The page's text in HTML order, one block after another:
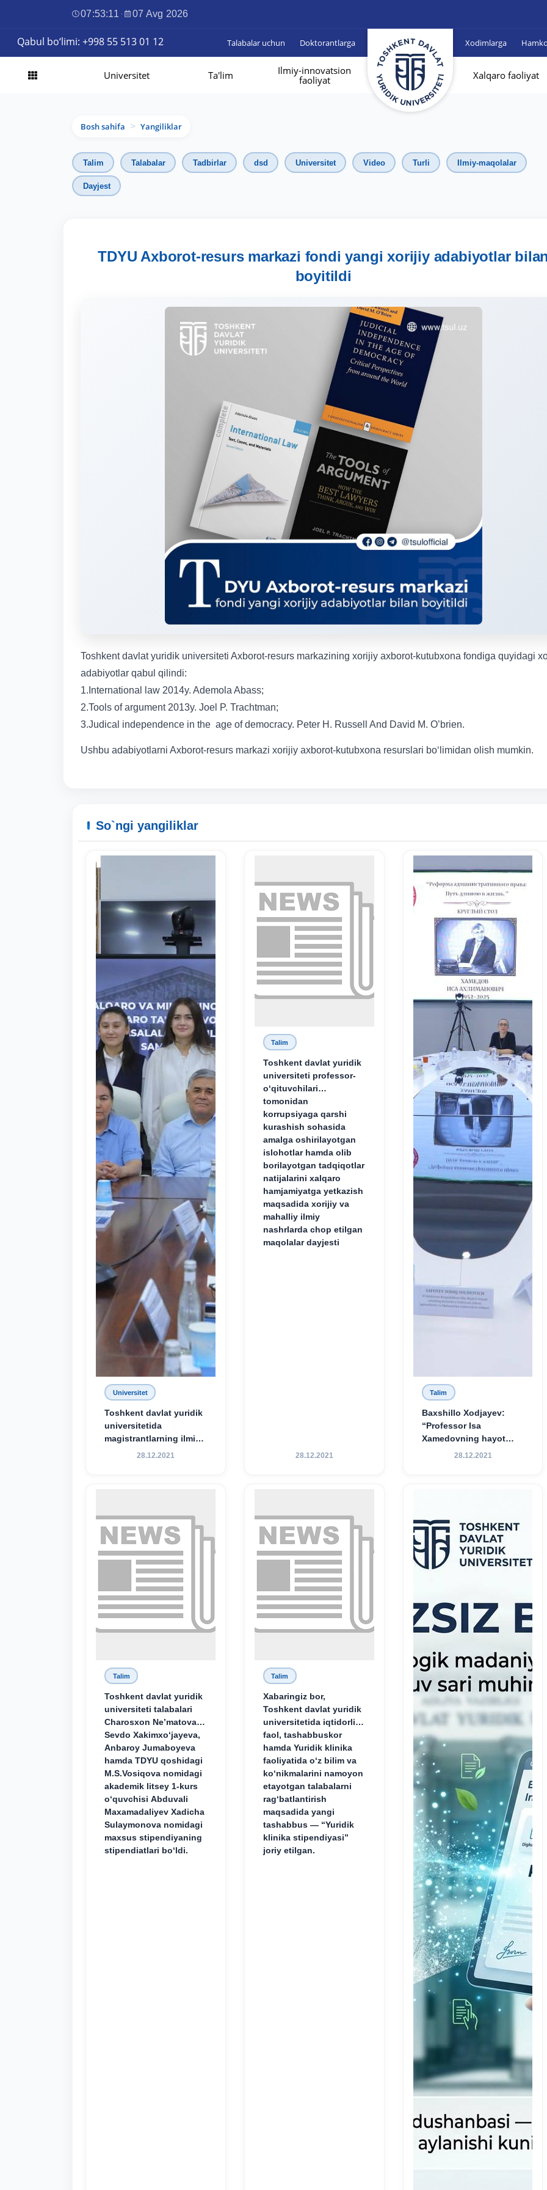
07:53:12 · 07 Avg 2026
Qabul bo‘limi: +998 55 513 01 12 Talabalar uchun Doktorantlarga Xodimlarga
Universitet Ta'lim
Ilmiy-innovatsion
faoliyat
Xalqaro faoliyat
Bosh sahifa > Yangiliklar
Talim Talabalar Tadbirlar dsd Universitet Video Turli Ilmiy-maqolalar
Dayjest
TDYU Axborot-resurs markazi fondi yangi xorijiy adabiyotlar
boyitildi
Toshkent davlat yuridik universiteti Axborot-resurs markazining xorijiy axborot-kutubxona fondiga quyidagi
adabiyotlar qabul qilindi:
1.International law 2014y. Ademola Abass;
2.Tools of argument 2013y. Joel P. Trachtman;
3.Judical independence in the age of democracy. Peter H. Russell And David M. O’brien.
Ushbu adabiyotlarni Axborot-resurs markazi xorijiy axborot-kutubxona resurslari bo‘limidan olish mumkin.
So`ngi yangiliklar
Universitet
Toshkent davlat yuridik
universitetida
magistrantlarning ilmiy-
amaliy konferensiyasi
28.12.2021
Talim
Toshkent davlat yuridik
universiteti professor-
o‘qituvchilari
tomonidan
korrupsiyaga qarshi
kurashish sohasida
amalga oshirilayotgan
islohotlar hamda olib
borilayotgan tadqiqotlar
natijalarini xalqaro
hamjamiyatga yetkazish
maqsadida xorijiy va
mahalliy ilmiy
nashrlarda chop etilgan
maqolalar dayjesti
28.12.2021
Talim
Baxshillo Xodjayev:
“Professor Isa
Xamedovning hayot
yo‘li — ilm-fanga,
28.12.2021
Talim
Toshkent davlat yuridik
universiteti talabalari
Charosxon Ne’matova,
Sevdo Xakimxo‘jayeva,
Anbaroy Jumaboyeva
hamda TDYU qoshidagi
M.S.Vosiqova nomidagi
akademik litsey 1-kurs
o‘quvchisi Abduvali
Maxamadaliyev Xadicha
Sulaymonova nomidagi
maxsus stipendiyaning
stipendiatlari bo‘ldi.
Talim
Xabaringiz bor,
Toshkent davlat yuridik
universitetida iqtidorli,
faol, tashabbuskor
hamda Yuridik klinika
faoliyatida o‘z bilim va
ko‘nikmalarini namoyon
etayotgan talabalarni
rag‘batlantirish
maqsadida yangi
tashabbus — “Yuridik
klinika stipendiyasi”
joriy etilgan.